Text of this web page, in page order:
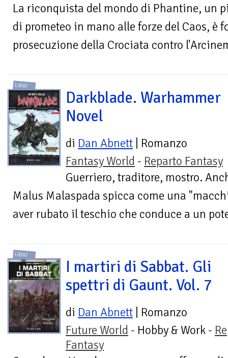
La riconquista del mondo di Phantine, un
di prometeo in mano alle forze del Caos, è
prosecuzione della Crociata contro
LIBRI
Darkblade. Warhammer
Novel
di Dan Abnett | Romanzo
Fantasy World - Reparto Fantasy
Guerriero, traditore, mostro.
Malus Malaspada spicca come una
aver rubato il teschio che conduce a un
LIBRI
I martiri di Sabbat. Gli
spettri di Gaunt. Vol. 7
di Dan Abnett | Romanzo
Future World - Hobby & Work -
Fantasy